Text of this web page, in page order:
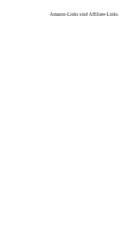
Amazon-Links sind Affiliate-Links.